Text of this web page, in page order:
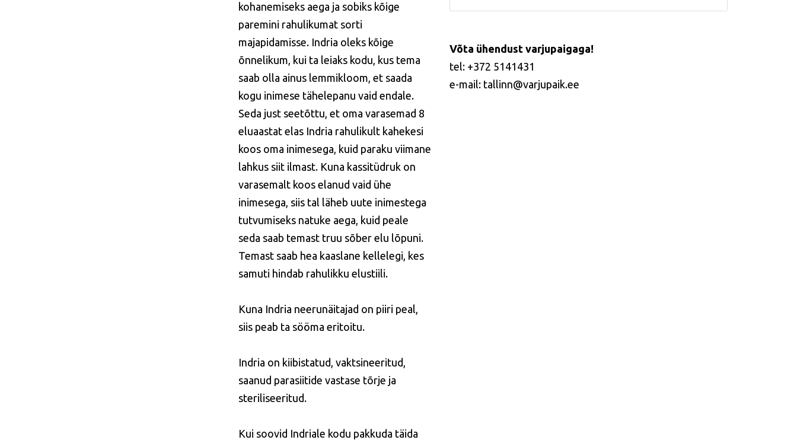
kohanemiseks aega ja sobiks kõige
paremini rahulikumat sorti
majapidamisse. Indria oleks kõige
õnnelikum, kui ta leiaks kodu, kus tema
saab olla ainus lemmikloom, et saada
kogu inimese tähelepanu vaid endale.
Seda just seetõttu, et oma varasemad 8
eluaastat elas Indria rahulikult kahekesi
koos oma inimesega, kuid paraku viimane
lahkus siit ilmast. Kuna kassitüdruk on
varasemalt koos elanud vaid ühe
inimesega, siis tal läheb uute inimestega
tutvumiseks natuke aega, kuid peale
seda saab temast truu sõber elu lõpuni.
Temast saab hea kaaslane kellelegi, kes
samuti hindab rahulikku elustiili.
Kuna Indria neerunäitajad on piiri peal,
siis peab ta sööma eritoitu.
Indria on kiibistatud, vaktsineeritud,
saanud parasiitide vastase tõrje ja
steriliseeritud.
Kui soovid Indriale kodu pakkuda täida
Võta ühendust varjupaigaga!
tel: +372 5141431
e-mail: tallinn@varjupaik.ee